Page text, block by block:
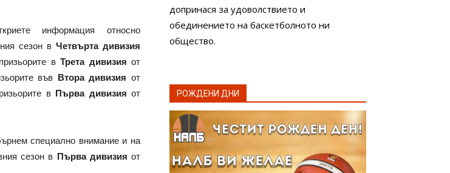
информация относно
сезон в Четвърта дивизия
в Трета дивизия от
във Втора дивизия от
в Първа дивизия от
специално внимание и на
сезон в Първа дивизия от
допринася за удоволствието и
обединението на баскетболното ни
общество.
РОЖДЕНИ ДНИ